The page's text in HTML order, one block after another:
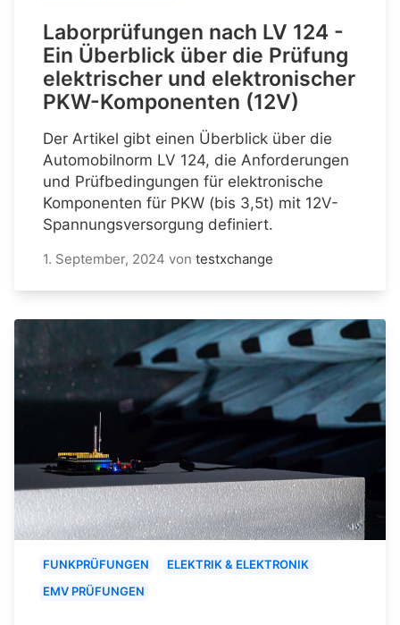
Laborprüfungen nach LV 124 -
Ein Überblick über die Prüfung
elektrischer und elektronischer
PKW-Komponenten (12V)
Der Artikel gibt einen Überblick über die
Automobilnorm LV 124, die Anforderungen
und Prüfbedingungen für elektronische
Komponenten für PKW (bis 3,5t) mit 12V-
Spannungsversorgung definiert.
1. September, 2024 von testxchange
FUNKPRÜFUNGEN
ELEKTRIK & ELEKTRONIK
EMV PRÜFUNGEN